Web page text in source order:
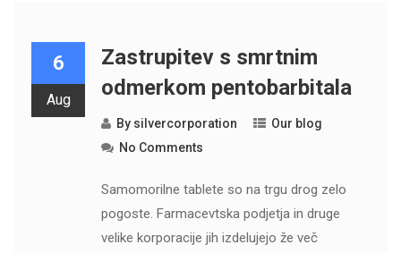
6
Aug
Zastrupitev s smrtnim
odmerkom pentobarbitala
By silvercorporation
Our blog
No Comments
Samomorilne tablete so na trgu drog zelo
pogoste. Farmacevtska podjetja in druge
velike korporacije jih izdelujejo že več